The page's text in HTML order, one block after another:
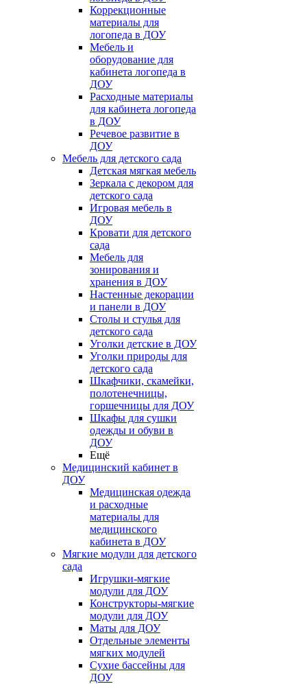
Коррекционные
материалы для
логопеда в ДОУ
Мебель и
оборудование для
кабинета логопеда в
ДОУ
Расходные материалы
для кабинета логопеда
в ДОУ
Речевое развитие в
ДОУ
Мебель для детского сада
Детская мягкая мебель
Зеркала с декором для
детского сада
Игровая мебель в
ДОУ
Кровати для детского
сада
Мебель для
зонирования и
хранения в ДОУ
Настенные декорации
и панели в ДОУ
Столы и стулья для
детского сада
Уголки детские в ДОУ
Уголки природы для
детского сада
Шкафчики, скамейки,
полотенечницы,
горшечницы для ДОУ
Шкафы для сушки
одежды и обуви в
ДОУ
Ещё
Медицинский кабинет в
ДОУ
Медицинская одежда
и расходные
материалы для
медицинского
кабинета в ДОУ
Мягкие модули для детского
сада
Игрушки-мягкие
модули для ДОУ
Конструкторы-мягкие
модули для ДОУ
Маты для ДОУ
Отдельные элементы
мягких модулей
Сухие бассейны для
ДОУ